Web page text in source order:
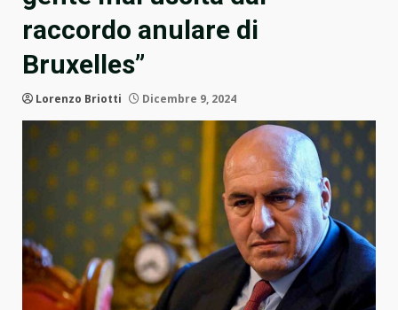
raccordo anulare di
Bruxelles”
Lorenzo Briotti Dicembre 9, 2024